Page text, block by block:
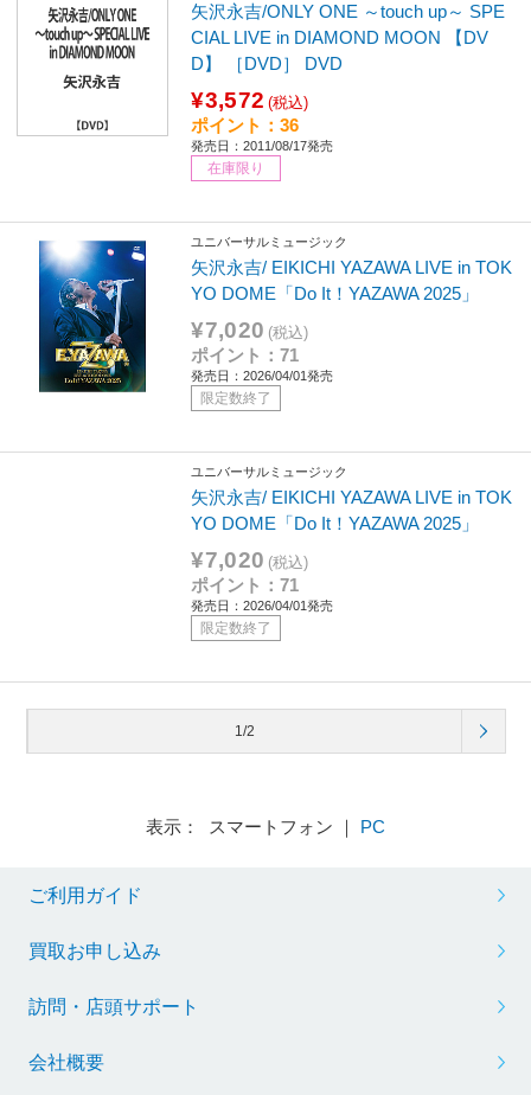
矢沢永吉/ONLY ONE ～touch up～ SPE
CIAL LIVE in DIAMOND MOON 【DV
D】 ［DVD］ DVD
¥3,572 (税込)
ポイント：36
発売日：2011/08/17発売
在庫限り
ユニバーサルミュージック
矢沢永吉/ EIKICHI YAZAWA LIVE in TOK
YO DOME「Do It！YAZAWA 2025」
¥7,020 (税込)
ポイント：71
発売日：2026/04/01発売
限定数終了
ユニバーサルミュージック
矢沢永吉/ EIKICHI YAZAWA LIVE in TOK
YO DOME「Do It！YAZAWA 2025」
¥7,020 (税込)
ポイント：71
発売日：2026/04/01発売
限定数終了
1/2
表示： スマートフォン ｜ PC
ご利用ガイド
買取お申し込み
訪問・店頭サポート
会社概要